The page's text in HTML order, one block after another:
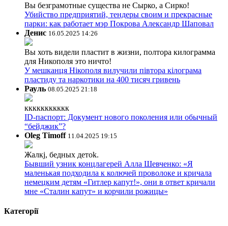
Вы безграмотные существа не Сырко, а Сирко!
Убийство предприятий, тендеры своим и прекрасные
парки: как работает мэр Покрова Александр Шаповал
Денис 16.05.2025 14:26
Вы хоть видели пластит в жизни, полтора килограмма
для Никополя это ничто!
У мешканця Нікополя вилучили півтора кілограма
пластиду та наркотики на 400 тисяч гривень
Рауль 08.05.2025 21:18
ккккккккккк
ID-паспорт: Документ нового поколения или обычный
“бейджик”?
Oleg Timoff 11.04.2025 19:15
Жалкj, бедных детok.
Бывший узник концлагерей Алла Шевченко: «Я
маленькая подходила к колючей проволоке и кричала
немецким детям «Гитлер капут!», они в ответ кричали
мне «Сталин капут» и корчили рожицы»
Категорії